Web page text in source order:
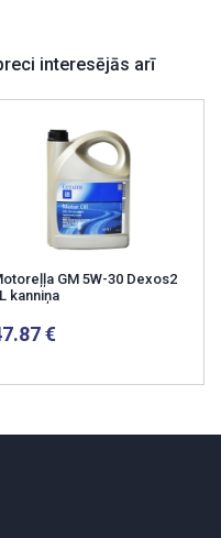
interesējās arī
GM 5W-30 Dexos2
kanniņa